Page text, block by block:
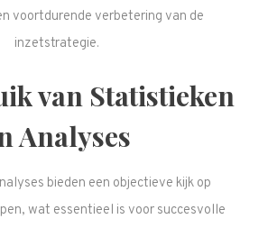
voortdurende verbetering van de
inzetstrategie.
van Statistieken
Analyses
bieden een objectieve kijk op
wat essentieel is voor succesvolle